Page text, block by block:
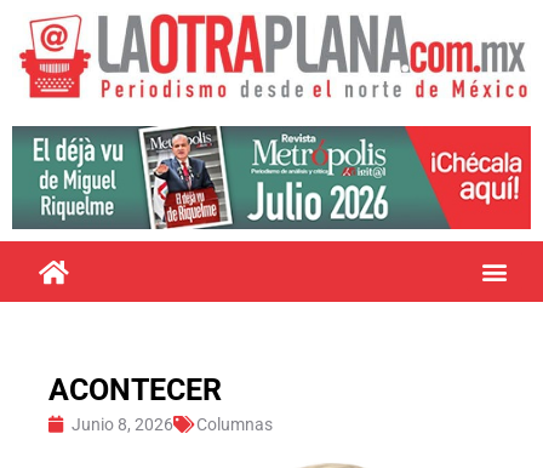
ACONTECER
Junio 8, 2026 Columnas